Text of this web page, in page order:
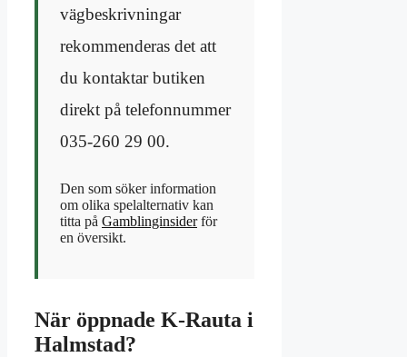
vägbeskrivningar
rekommenderas det att
du kontaktar butiken
direkt på telefonnummer
035-260 29 00.
Den som söker information
om olika spelalternativ kan
titta på Gamblinginsiderför
en översikt.
När öppnade K-Rauta i
Halmstad?